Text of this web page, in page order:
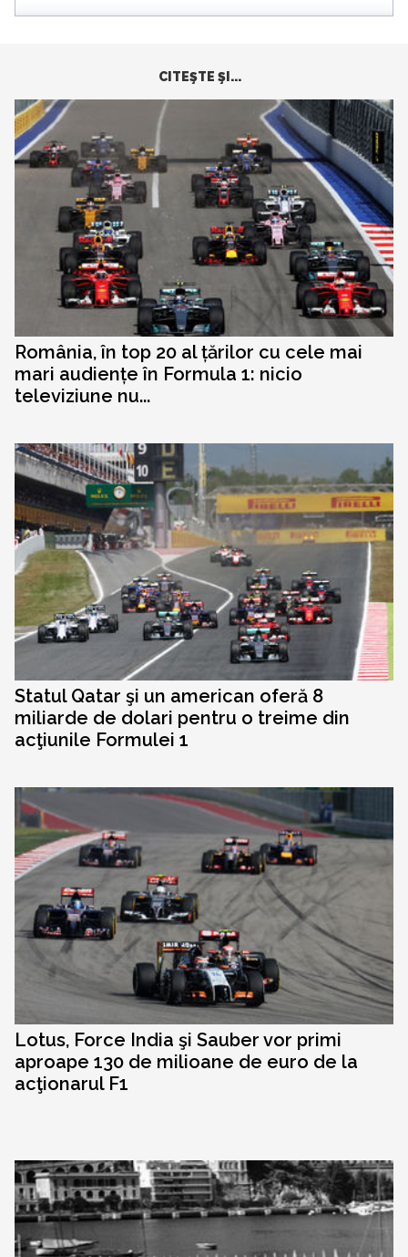
CITEŞTE ŞI...
România, în top 20 al țărilor cu cele mai
mari audiențe în Formula 1: nicio
televiziune nu...
Statul Qatar şi un american oferă 8
miliarde de dolari pentru o treime din
acţiunile Formulei 1
Lotus, Force India şi Sauber vor primi
aproape 130 de milioane de euro de la
acţionarul F1